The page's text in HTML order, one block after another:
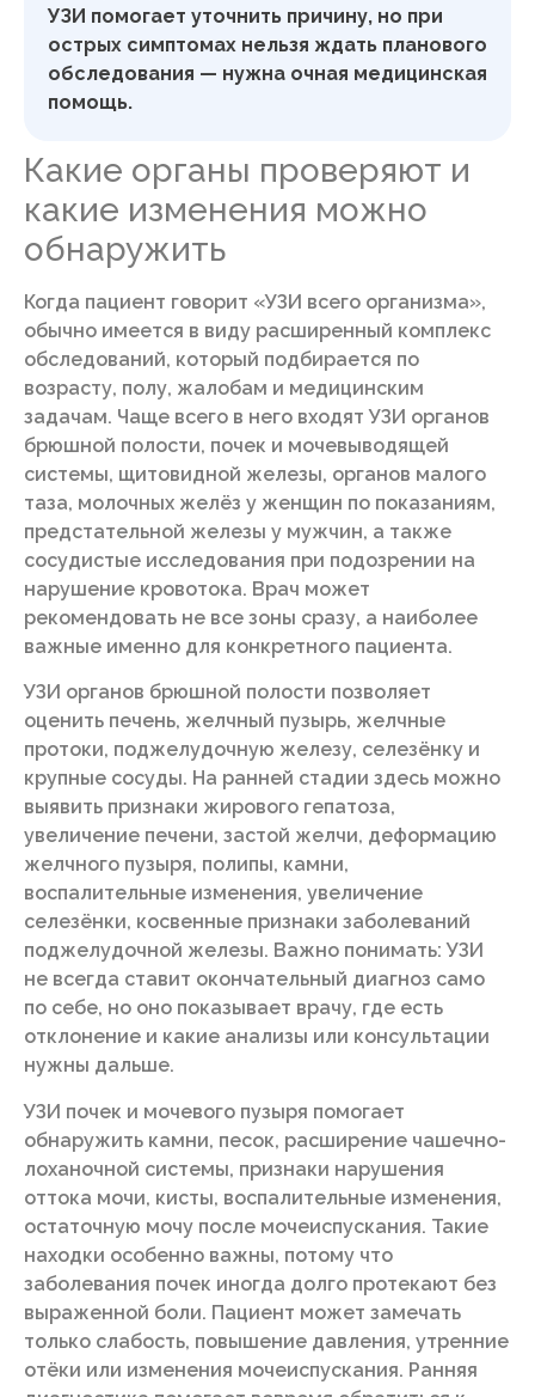
УЗИ помогает уточнить причину, но при
острых симптомах нельзя ждать планового
обследования — нужна очная медицинская
помощь.
Какие органы проверяют и
какие изменения можно
обнаружить
Когда пациент говорит «УЗИ всего организма»,
обычно имеется в виду расширенный комплекс
обследований, который подбирается по
возрасту, полу, жалобам и медицинским
задачам. Чаще всего в него входят УЗИ органов
брюшной полости, почек и мочевыводящей
системы, щитовидной железы, органов малого
таза, молочных желёз у женщин по показаниям,
предстательной железы у мужчин, а также
сосудистые исследования при подозрении на
нарушение кровотока. Врач может
рекомендовать не все зоны сразу, а наиболее
важные именно для конкретного пациента.
УЗИ органов брюшной полости позволяет
оценить печень, желчный пузырь, желчные
протоки, поджелудочную железу, селезёнку и
крупные сосуды. На ранней стадии здесь можно
выявить признаки жирового гепатоза,
увеличение печени, застой желчи, деформацию
желчного пузыря, полипы, камни,
воспалительные изменения, увеличение
селезёнки, косвенные признаки заболеваний
поджелудочной железы. Важно понимать: УЗИ
не всегда ставит окончательный диагноз само
по себе, но оно показывает врачу, где есть
отклонение и какие анализы или консультации
нужны дальше.
УЗИ почек и мочевого пузыря помогает
обнаружить камни, песок, расширение чашечно-
лоханочной системы, признаки нарушения
оттока мочи, кисты, воспалительные изменения,
остаточную мочу после мочеиспускания. Такие
находки особенно важны, потому что
заболевания почек иногда долго протекают без
выраженной боли. Пациент может замечать
только слабость, повышение давления, утренние
отёки или изменения мочеиспускания. Ранняя